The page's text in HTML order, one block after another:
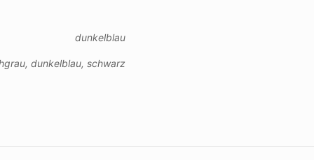
dunkelblau
dunkelblau, schwarz